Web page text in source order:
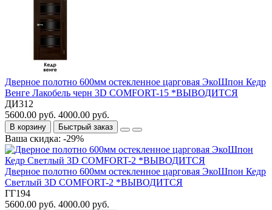
Дверное полотно 600мм остекленное царговая ЭкоШпон Кедр
Венге Лакобель черн 3D COMFORT-15 *ВЫВОДИТСЯ
ДИ312
5600.00 руб. 4000.00 руб.
В корзину Быстрый заказ
Ваша скидка: -29%
Дверное полотно 600мм остекленное царговая ЭкоШпон Кедр
Светлый 3D COMFORT-2 *ВЫВОДИТСЯ
ГГ194
5600.00 руб. 4000.00 руб.